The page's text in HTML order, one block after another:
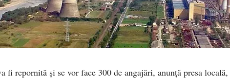
fi repornită și se vor face 300 de angajări, anunță presa